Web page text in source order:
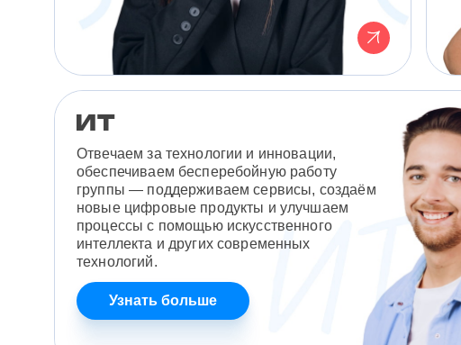
Отвечаем за технологии и инновации,
обеспечиваем бесперебойную работу
группы — поддерживаем сервисы, создаём
новые цифровые продукты и улучшаем
процессы с помощью искусственного
интеллекта и других современных
технологий.
Узнать больше